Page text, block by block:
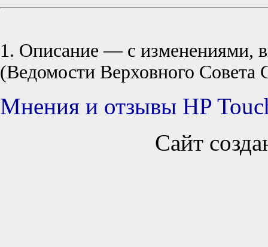
1. Описание — с изменениями,
(Ведомости Верховного
Мнения и отзывы HP
Сайт